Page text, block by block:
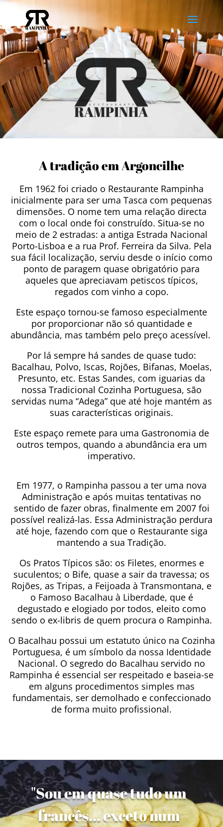
A tradição em Argoncilhe
Em 1962 foi criado o Restaurante Rampinha
inicialmente para ser uma Tasca com pequenas
dimensões. O nome tem uma relação directa
com o local onde foi construído. Situa-se no
meio de 2 estradas: a antiga Estrada Nacional
Porto-Lisboa e a rua Prof. Ferreira da Silva. Pela
sua fácil localização, serviu desde o início como
ponto de paragem quase obrigatório para
aqueles que apreciavam petiscos típicos,
regados com vinho a copo.
Este espaço tornou-se famoso especialmente
por proporcionar não só quantidade e
abundância, mas também pelo preço acessível.
Por lá sempre há sandes de quase tudo:
Bacalhau, Polvo, Iscas, Rojões, Bifanas, Moelas,
Presunto, etc. Estas Sandes, com iguarias da
nossa Tradicional Cozinha Portuguesa, são
servidas numa “Adega” que até hoje mantém as
suas características originais.
Este espaço remete para uma Gastronomia de
outros tempos, quando a abundância era um
imperativo.
Em 1977, o Rampinha passou a ter uma nova
Administração e após muitas tentativas no
sentido de fazer obras, finalmente em 2007 foi
possível realizá-las. Essa Administração perdura
até hoje, fazendo com que o Restaurante siga
mantendo a sua Tradição.
Os Pratos Típicos são: os Filetes, enormes e
suculentos; o Bife, quase a sair da travessa; os
Rojões, as Tripas, a Feijoada à Transmontana, e
o Famoso Bacalhau à Liberdade, que é
degustado e elogiado por todos, eleito como
sendo o ex-libris de quem procura o Rampinha.
O Bacalhau possui um estatuto único na Cozinha
Portuguesa, é um símbolo da nossa Identidade
Nacional. O segredo do Bacalhau servido no
Rampinha é essencial ser respeitado e baseia-se
em alguns procedimentos simples mas
fundamentais, ser demolhado e confeccionado
de forma muito profissional.
"Sou em quase tudo um
francês... exceto num